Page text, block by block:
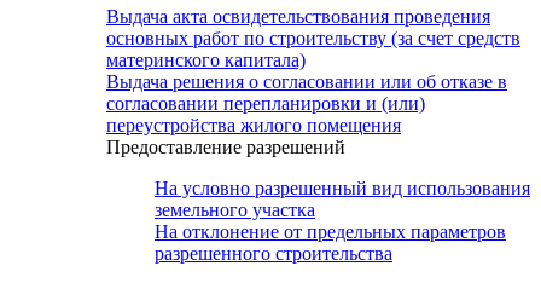
Выдача акта освидетельствования проведения
основных работ по строительству (за счет средств
материнского капитала)
Выдача решения о согласовании или об отказе в
согласовании перепланировки и (или)
переустройства жилого помещения
Предоставление разрешений
На условно разрешенный вид использования
земельного участка
На отклонение от предельных параметров
разрешенного строительства